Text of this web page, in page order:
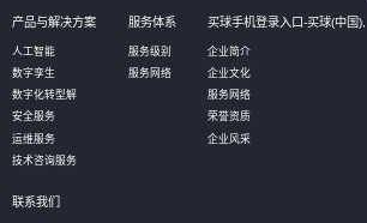
产品与解决方案
人工智能
数字孪生
数字化转型解
安全服务
运维服务
技术咨询服务
服务体系
服务级别
服务网络
买球手机登录入口-买球(中国),
企业简介
企业文化
服务网络
荣誉资质
企业风采
联系我们